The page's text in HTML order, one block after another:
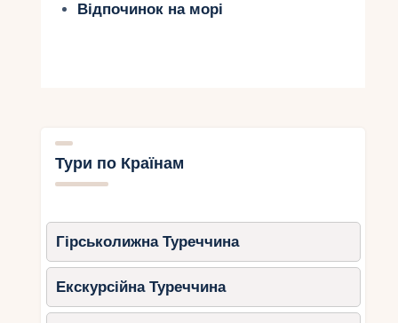
Відпочинок на морі
Тури по Країнам
Гірськолижна Туреччина
Екскурсійна Туреччина